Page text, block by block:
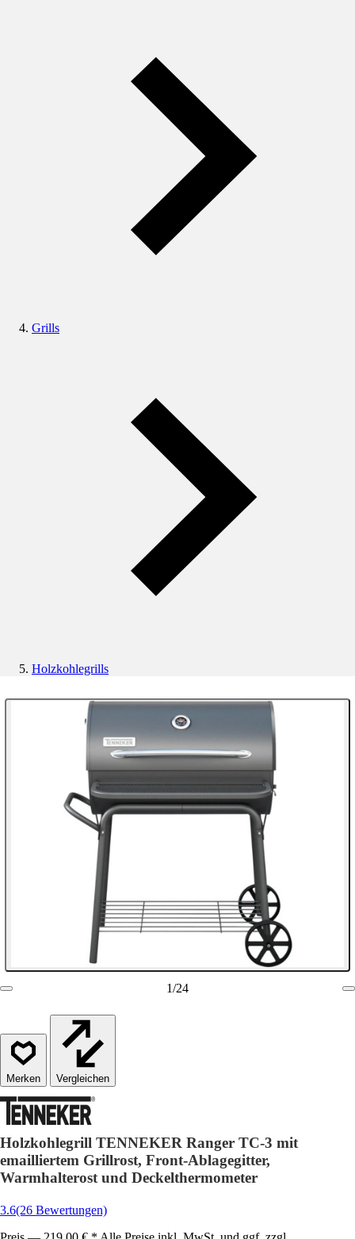
Grills
Holzkohlegrills
1/24
Vergleichen
Holzkohlegrill TENNEKER Ranger TC-3 mit
emailliertem Grillrost, Front-Ablagegitter,
Warmhalterost und Deckelthermometer
3.6(26 Bewertungen)